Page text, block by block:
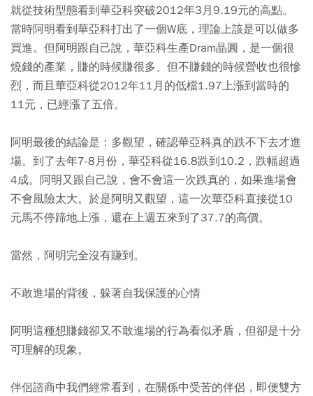
就從技術型態看到華亞科突破2012年3月9.19元的高點。
當時阿明看到華亞科打出了一個W底，理論上該是可以做多
買進。但阿明跟自己說，華亞科生產Dram晶圓，是一個很
燒錢的產業，賺的時候賺很多、但不賺錢的時候營收也很慘
烈，而且華亞科從2012年11月的低檔1.97上漲到當時的
11元，已經漲了五倍。
阿明最後的結論是：多觀望，確認華亞科真的跌不下去才進
場。到了去年7-8月份，華亞科從16.8跌到10.2，跌幅超過
4成。阿明又跟自己說，會不會這一次跌真的，如果進場會
不會風險太大。於是阿明又觀望，這一次華亞科直接從10
元馬不停蹄地上漲，還在上週五來到了37.7的高價。
當然，阿明完全沒有賺到。
不敢進場的背後，躲著自我保護的心情
阿明這種想賺錢卻又不敢進場的行為看似矛盾，但卻是十分
可理解的現象。
伴侶諮商中我們經常看到，在關係中受苦的伴侶，即便雙方